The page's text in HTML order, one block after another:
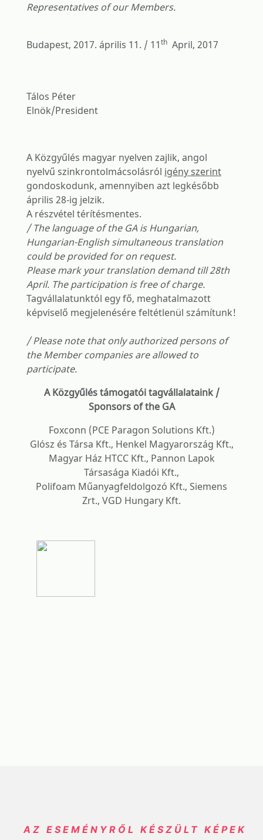
Representatives of our Members.
Budapest, 2017. április 11. / 11th April, 2017
Tálos Péter
Elnök/President
A Közgyűlés magyar nyelven zajlik, angol
nyelvű szinkrontolmácsolásról igény szerint
gondoskodunk, amennyiben azt legkésőbb
április 28-ig jelzik.
A részvétel térítésmentes.
/ The language of the GA is Hungarian,
Hungarian-English simultaneous translation
could be provided for on request.
Please mark your translation demand till 28th
April. The participation is free of charge.
Tagvállalatunktól egy fő, meghatalmazott
képviselő megjelenésére feltétlenül számítunk!
/ Please note that only authorized persons of
the Member companies are allowed to
participate.
A Közgyűlés támogatói tagvállalataink /
Sponsors of the GA
Foxconn (PCE Paragon Solutions Kft.)
Glósz és Társa Kft., Henkel Magyarország Kft.,
Magyar Ház HTCC Kft., Pannon Lapok
Társasága Kiadói Kft.,
Polifoam Műanyagfeldolgozó Kft., Siemens
Zrt., VGD Hungary Kft.
AZ ESEMÉNYRŐL KÉSZÜLT KÉPEK